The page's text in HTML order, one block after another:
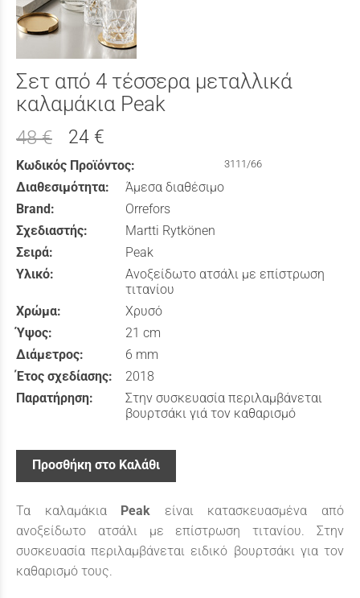
Σετ από 4 τέσσερα μεταλλικά
καλαμάκια Peak
48 € 24 €
Κωδικός Προϊόντος: 3111/66
Διαθεσιμότητα:
Άμεσα διαθέσιμο
Brand:
Orrefors
Σχεδιαστής:
Martti Rytkönen
Σειρά:
Peak
Υλικό:
Ανοξείδωτο ατσάλι με επίστρωση
τιτανίου
Χρώμα:
Χρυσό
Ύψος:
21 cm
Διάμετρος:
6 mm
Έτος σχεδίασης:
2018
Παρατήρηση:
Στην συσκευασία περιλαμβάνεται
βουρτσάκι γιά τον καθαρισμό
Προσθήκη στο Καλάθι
Τα καλαμάκια Peak είναι κατασκευασμένα από
ανοξείδωτο ατσάλι με επίστρωση τιτανίου. Στην
συσκευασία περιλαμβάνεται ειδικό βουρτσάκι για τον
καθαρισμό τους.